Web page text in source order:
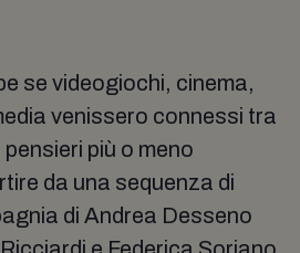
se videogiochi, cinema,
venissero connessi tra
più o meno
da una sequenza di
di Andrea Desseno